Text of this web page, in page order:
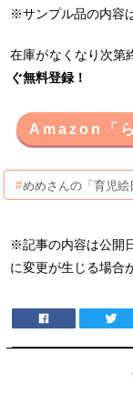
※サンプル品の内容
在庫がなくなり次第
ぐ無料登録！
Amazon「
めめさんの「育児絵
※記事の内容は公開
に変更が生じる場合